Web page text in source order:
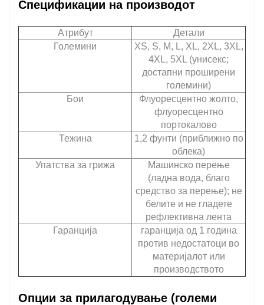
Спецификации на производот
Атрибут
Детали
Големини
XS, S, M, L, XL, 2XL, 3XL,
4XL, 5XL (унисекс;
достапни проширени
големини)
Бои
Флуоресцентно жолто,
флуоресцентно
портокалово
Тежина
1,2 фунти (приближно по
облека)
Упатства за грижа
Машинско перење
(ладна вода, благо
средство за перење); не
белите и не гладете
рефлективна лента
Гаранција
гаранција од 1 година
против недостатоци во
материјалот или
производството
Опции за прилагодување (големи